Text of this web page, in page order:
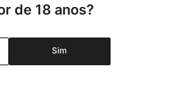
de 18 anos?
Sim